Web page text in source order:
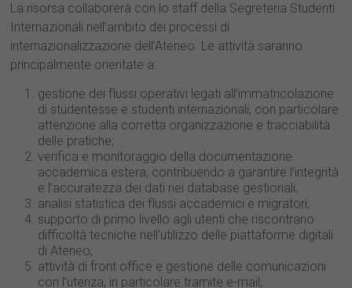
La risorsa collaborerà con lo staff della Segreteria Studenti
Internazionali nell’ambito dei processi di
internazionalizzazione dell’Ateneo. Le attività saranno
principalmente orientate a:
gestione dei flussi operativi legati all’immatricolazione
di studentesse e studenti internazionali, con particolare
attenzione alla corretta organizzazione e tracciabilità
delle pratiche;
verifica e monitoraggio della documentazione
accademica estera, contribuendo a garantire l’integrità
e l’accuratezza dei dati nei database gestionali;
analisi statistica dei flussi accademici e migratori;
supporto di primo livello agli utenti che riscontrano
difficoltà tecniche nell’utilizzo delle piattaforme digitali
di Ateneo;
attività di front office e gestione delle comunicazioni
con l’utenza, in particolare tramite e-mail;